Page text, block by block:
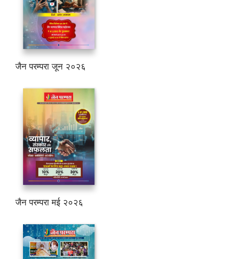
जैन परम्परा जून २०२६
जैन परम्परा मई २०२६